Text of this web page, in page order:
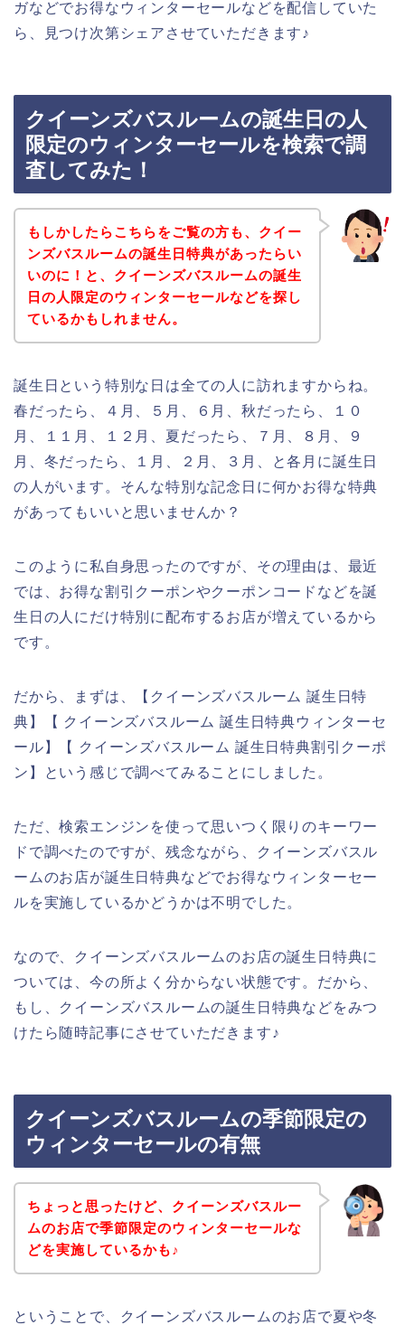
ガなどでお得なウィンターセールなどを配信していた
ら、見つけ次第シェアさせていただきます♪
クイーンズバスルームの誕生日の人
限定のウィンターセールを検索で調
査してみた！
もしかしたらこちらをご覧の方も、クイー
ンズバスルームの誕生日特典があったらい
いのに！と、クイーンズバスルームの誕生
日の人限定のウィンターセールなどを探し
ているかもしれません。
誕生日という特別な日は全ての人に訪れますからね。
春だったら、４月、５月、６月、秋だったら、１０
月、１１月、１２月、夏だったら、７月、８月、９
月、冬だったら、１月、２月、３月、と各月に誕生日
の人がいます。そんな特別な記念日に何かお得な特典
があってもいいと思いませんか？
このように私自身思ったのですが、その理由は、最近
では、お得な割引クーポンやクーポンコードなどを誕
生日の人にだけ特別に配布するお店が増えているから
です。
だから、まずは、【クイーンズバスルーム 誕生日特
典】【 クイーンズバスルーム 誕生日特典ウィンターセ
ール】【 クイーンズバスルーム 誕生日特典割引クーポ
ン】という感じで調べてみることにしました。
ただ、検索エンジンを使って思いつく限りのキーワー
ドで調べたのですが、残念ながら、クイーンズバスル
ームのお店が誕生日特典などでお得なウィンターセー
ルを実施しているかどうかは不明でした。
なので、クイーンズバスルームのお店の誕生日特典に
ついては、今の所よく分からない状態です。だから、
もし、クイーンズバスルームの誕生日特典などをみつ
けたら随時記事にさせていただきます♪
クイーンズバスルームの季節限定の
ウィンターセールの有無
ちょっと思ったけど、クイーンズバスルー
ムのお店で季節限定のウィンターセールな
どを実施しているかも♪
ということで、クイーンズバスルームのお店で夏や冬